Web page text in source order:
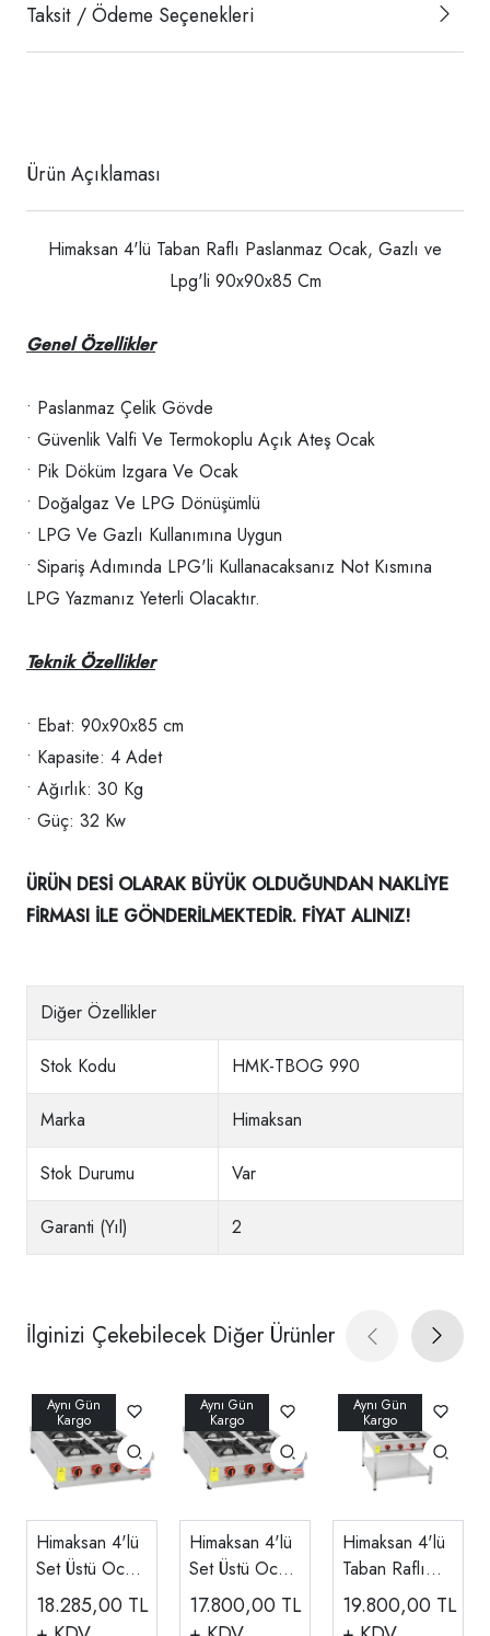
Taksit / Ödeme Seçenekleri
Ürün Açıklaması
Himaksan 4'lü Taban Raflı Paslanmaz Ocak, Gazlı ve
Lpg'li 90x90x85 Cm
Genel Özellikler
• Paslanmaz Çelik Gövde
• Güvenlik Valfi Ve Termokoplu Açık Ateş Ocak
• Pik Döküm Izgara Ve Ocak
• Doğalgaz Ve LPG Dönüşümlü
• LPG Ve Gazlı Kullanımına Uygun
• Sipariş Adımında LPG'li Kullanacaksanız Not Kısmına
LPG Yazmanız Yeterli Olacaktır.
Teknik Özellikler
• Ebat: 90x90x85 cm
• Kapasite: 4 Adet
• Ağırlık: 30 Kg
• Güç: 32 Kw
ÜRÜN DESİ OLARAK BÜYÜK OLDUĞUNDAN NAKLİYE
FİRMASI İLE GÖNDERİLMEKTEDİR. FİYAT ALINIZ!
Diğer Özellikler
Stok Kodu HMK-TBOG 990
Marka Himaksan
Stok Durumu Var
Garanti (Yıl) 2
İlginizi Çekebilecek Diğer Ürünler
Himaksan 4'lü
Set Üstü Ocak,
Gazlı ve Lpg'li
CE Belgeli
18.285,00 TL
Himaksan 4'lü
Set Üstü Ocak,
Gazlı ve Lpg'li
CE Belgeli
17.800,00 TL
Himaksan 4'lü
Taban Raflı
Paslanmaz
Ocak, Gazlı
19.800,00 TL